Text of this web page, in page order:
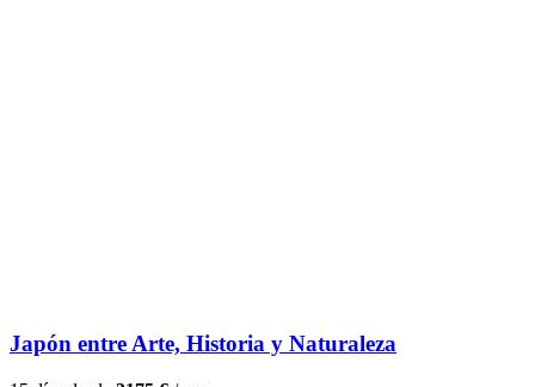
Japón entre Arte, Historia y Naturaleza